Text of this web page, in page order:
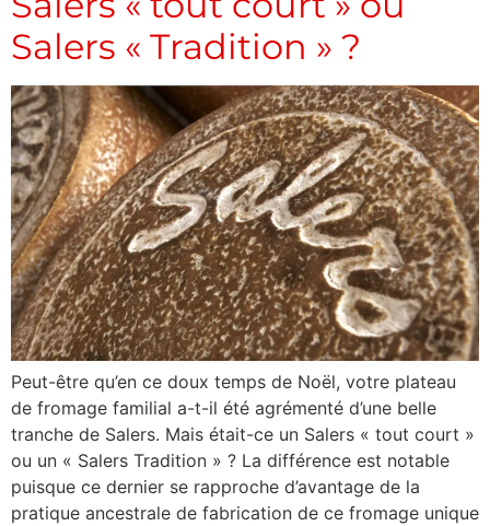
Salers « Tradition » ?
Peut-être qu’en ce doux temps de Noël, votre plateau
de fromage familial a-t-il été agrémenté d’une belle
tranche de Salers. Mais était-ce un Salers « tout court »
ou un « Salers Tradition » ? La différence est notable
puisque ce dernier se rapproche d’avantage de la
pratique ancestrale de fabrication de ce fromage unique